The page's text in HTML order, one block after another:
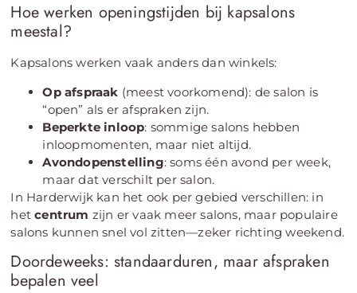
Hoe werken openingstijden bij kapsalons
meestal?
Kapsalons werken vaak anders dan winkels:
Op afspraak (meest voorkomend): de salon is
“open” als er afspraken zijn.
Beperkte inloop: sommige salons hebben
inloopmomenten, maar niet altijd.
Avondopenstelling: soms één avond per week,
maar dat verschilt per salon.
In Harderwijk kan het ook per gebied verschillen: in
hetcentrum zijn er vaak meer salons, maar populaire
salons kunnen snel vol zitten—zeker richting weekend.
Doordeweeks: standaarduren, maar afspraken
bepalen veel